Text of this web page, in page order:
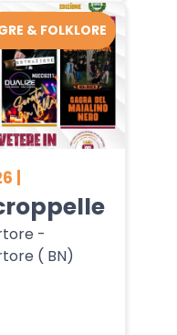
|
-
( BN)
& FOLKLORE